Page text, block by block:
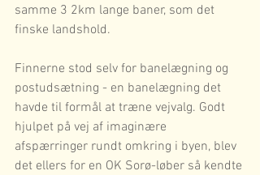
samme 3 2km lange baner, som det
finske landshold.
Finnerne stod selv for banelægning og
postudsætning - en banelægning det
havde til formål at træne vejvalg. Godt
hjulpet på vej af imaginære
afspærringer rundt omkring i byen, blev
det ellers for en OK Sorø-løber så kendte